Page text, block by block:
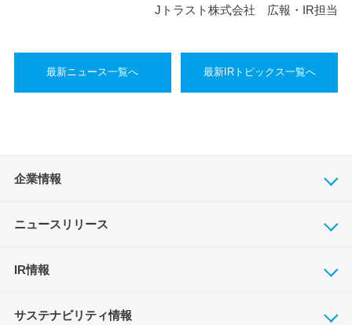
Jトラスト株式会社 広報・IR担当
最新ニュース一覧へ 最新IRトピックス一覧へ
企業情報
ニュースリリース
IR情報
サステナビリティ情報